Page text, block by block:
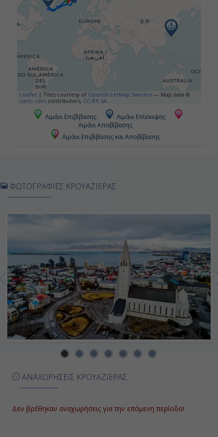
15:00
Ημέρα 5η
Εν Πλω
Ημέρα 7η
Πααμιούτ, Γροιλανδία
08:00
19:00
Ημέρα 8η
Νουούκ , Γροιλανδία
Leaflet | Tiles courtesy of OpenStreetMap Sweden — Map data ©
carto.com contributors, CC-BY-SA
Λιμάνι Επιβίβασης
Λιμάνι Επίσκεψης
Λιμάνι Αποβίβασης
Λιμάνι Επιβίβασης και Αποβίβασης
ΑΝΑΧΩΡΗΣΕΙΣ ΚΡΟΥΑΖΙΕΡΑΣ
Δεν βρέθηκαν αναχωρήσεις για την επόμενη περίοδο!
ΦΩΤΟΓΡΑΦΙΕΣ ΚΡΟΥΑΖΙΕΡΑΣ